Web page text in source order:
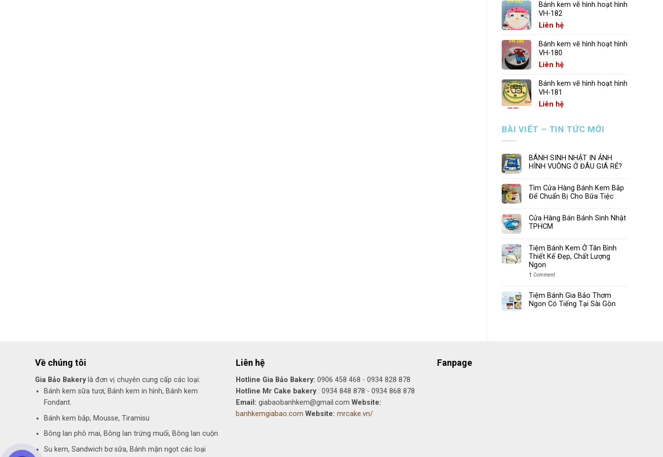
Bánh kem vẽ hình hoạt hình
VH-182
Liên hệ
Bánh kem vẽ hình hoạt hình
VH-180
Liên hệ
Bánh kem vẽ hình hoạt hình
VH-181
Liên hệ
BÀI VIẾT – TIN TỨC MỚI
BÁNH SINH NHẬT IN ẢNH
HÌNH VUÔNG Ở ĐÂU GIÁ RẺ?
Tìm Cửa Hàng Bánh Kem Bắp
Để Chuẩn Bị Cho Bữa Tiệc
Cửa Hàng Bán Bánh Sinh Nhật
TPHCM
Tiệm Bánh Kem Ở Tân Bình
Thiết Kế Đẹp, Chất Lượng
Ngon
1 Comment
Tiệm Bánh Gia Bảo Thơm
Ngon Có Tiếng Tại Sài Gòn
Về chúng tôi
Gia Bảo Bakerylà đơn vị chuyên cung cấp các loại:
Bánh kem sữa tươi, Bánh kem in hình, Bánh kem
Fondant.
Bánh kem bắp, Mousse, Tiramisu
Bông lan phô mai, Bông lan trứng muối, Bông lan cuộn
Su kem, Sandwich bơ sữa, Bánh mặn ngọt các loại
Liên hệ
Hotline Gia Bảo Bakery: 0906 458 468 - 0934 828 878
Hotline Mr Cake bakery: 0934 848 878 - 0934 868 878
Email: giabaobanhkem@gmail.comWebsite:
banhkemgiabao.com Website:mrcake.vn/
Fanpage